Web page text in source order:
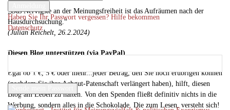
Haben Sie Ihr Passwort vergessen? Hilfe bekommen
Datenschutz
Passwort-Wiederherstellung
Passwort zurücksetzen
Ihre E-Mail-Adresse
Ein Passwort wird Ihnen per Email zugeschickt.
„Das Nervigste an der Meinungsfreiheit ist das Aufräumen nach der
Hausdurchsuchung.“
(Julian Reichelt, 26.2.2024)
Diesen Blog unterstützen (via PayPal)
Egal ob 1 €, 5 € oder mehr...jeder Betrag, den Sie noch erübrigen können
(nachdem Sie ihre Achgut-Patenschaft verlängert haben), hilft, diesen
Blog am Leben zu halten. Von den Spenden fließt definitiv nichts in die
Werbung, sondern alles in die Schokolade. Die zum Lesen, versteht sich!